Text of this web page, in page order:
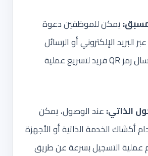
يمكن للموظفين دعوة
البريد الإلكتروني أو الرسائل
النصية، مع إرسال رمز QR فريد لتسريع عملية
الذاتي:عند الوصول، يمكن
أكشاك الخدمة الذاتية أو الأجهزة
عملية التسجيل بسرعة عن طريق